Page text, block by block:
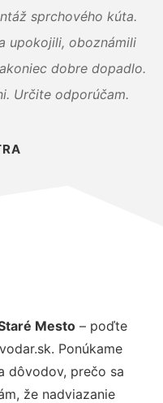
sprchového kúta.
upokojili, oboznámili
dobre dopadlo.
Určite odporúčam.
Mesto – poďte
Ponúkame
dôvodov, prečo sa
že nadviazanie